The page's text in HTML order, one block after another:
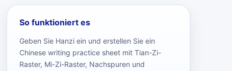
So funktioniert es
Geben Sie Hanzi ein und erstellen Sie ein
Chinese writing practice sheet mit Tian-Zi-
Raster, Mi-Zi-Raster, Nachspuren und